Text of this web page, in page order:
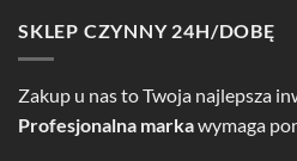
SKLEP CZYNNY 24H/DOBĘ
Zakup u nas to Twoja najlepsza
Profesjonalna markawymaga